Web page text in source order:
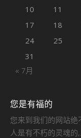
« 7月
10
11
17
18
24
25
31
您是有福的
您来到我们的网站
人是有不朽的灵魂